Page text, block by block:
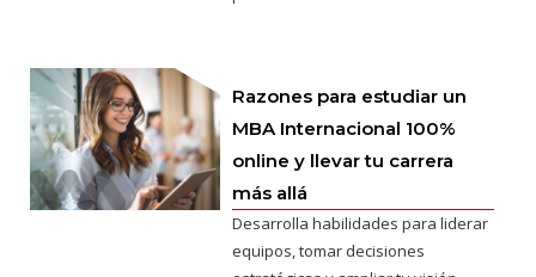
Razones para estudiar un
MBA Internacional 100%
online y llevar tu carrera
más allá
Desarrolla habilidades para liderar
equipos, tomar decisiones